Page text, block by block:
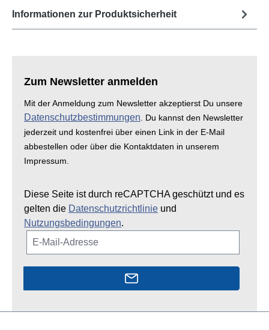
Informationen zur Produktsicherheit
Zum Newsletter anmelden
Mit der Anmeldung zum Newsletter akzeptierst Du unsere
Datenschutzbestimmungen . Du kannst den Newsletter
jederzeit und kostenfrei über einen Link in der E-Mail
abbestellen oder über die Kontaktdaten in unserem
Impressum.
Diese Seite ist durch reCAPTCHA geschützt und es
gelten die Datenschutzrichtlinie und
Nutzungsbedingungen.